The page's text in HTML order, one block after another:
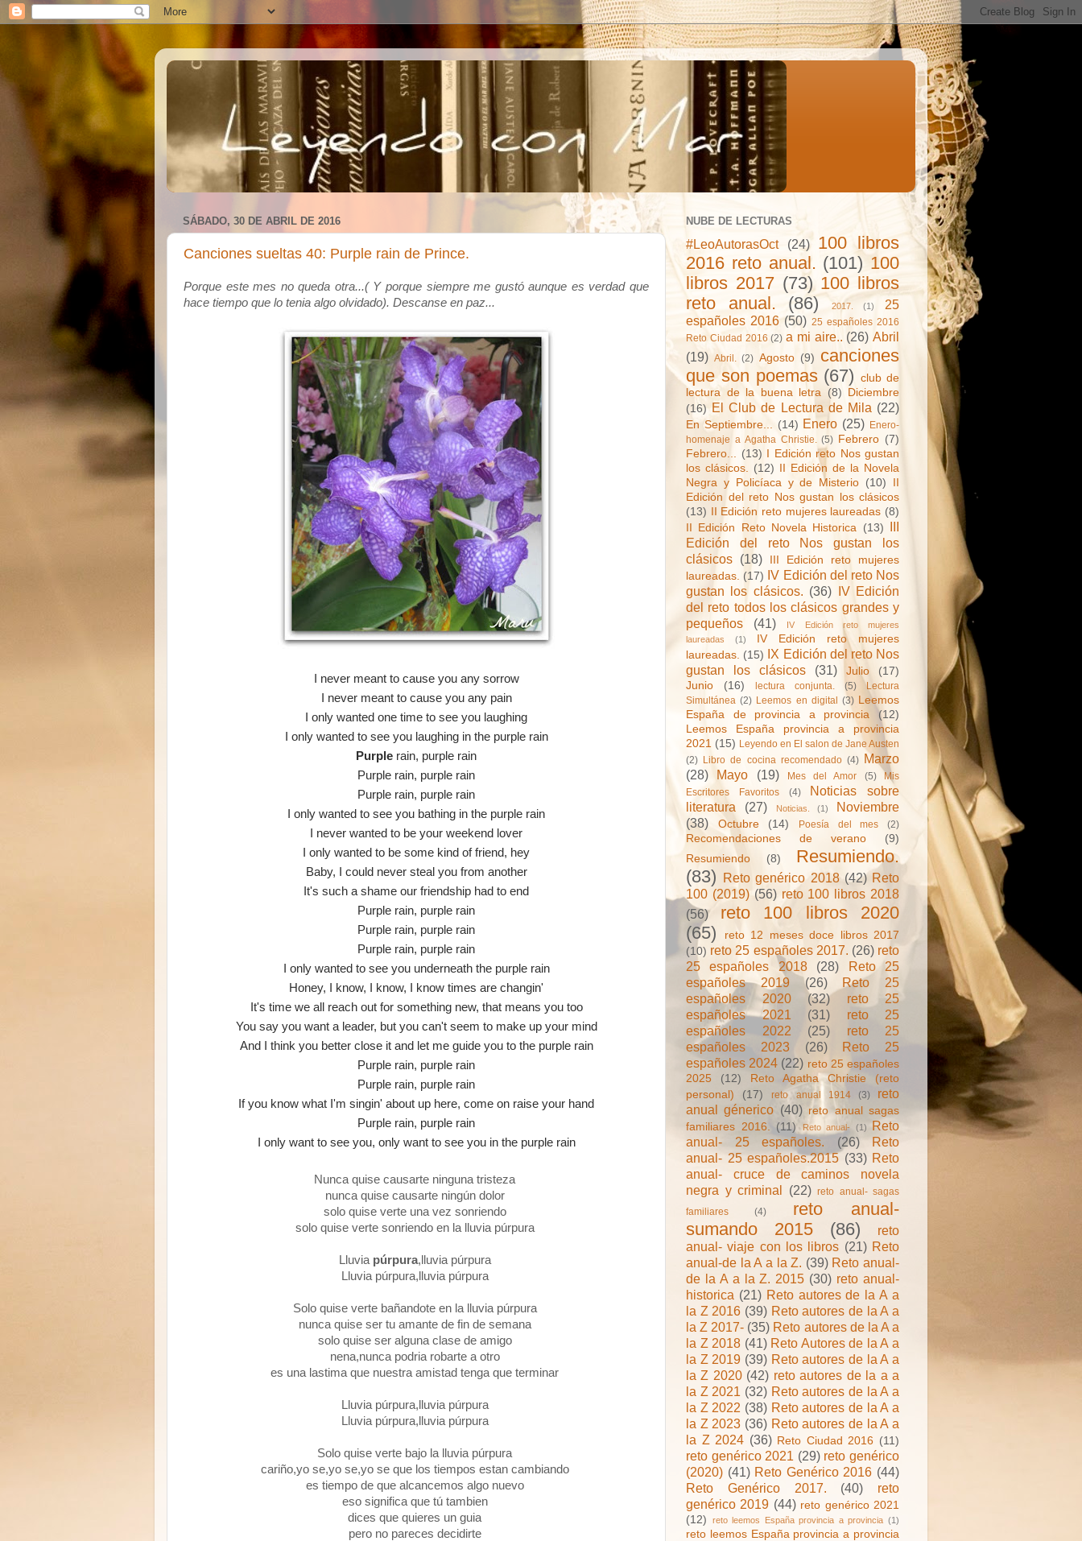
SÁBADO, 30 DE ABRIL DE 2016
Canciones sueltas 40: Purple rain de Prince.
Porque este mes no queda otra...( Y porque siempre me gustó aunque es verdad que
hace tiempo que lo tenia algo olvidado). Descanse en paz...
I never meant to cause you any sorrow
I never meant to cause you any pain
I only wanted one time to see you laughing
I only wanted to see you laughing in the purple rain
Purple rain, purple rain
Purple rain, purple rain
Purple rain, purple rain
I only wanted to see you bathing in the purple rain
I never wanted to be your weekend lover
I only wanted to be some kind of friend, hey
Baby, I could never steal you from another
It's such a shame our friendship had to end
Purple rain, purple rain
Purple rain, purple rain
Purple rain, purple rain
I only wanted to see you underneath the purple rain
Honey, I know, I know, I know times are changin'
It's time we all reach out for something new, that means you too
You say you want a leader, but you can't seem to make up your mind
And I think you better close it and let me guide you to the purple rain
Purple rain, purple rain
Purple rain, purple rain
If you know what I'm singin' about up here, come on raise your hand
Purple rain, purple rain
I only want to see you, only want to see you in the purple rain
Nunca quise causarte ninguna tristeza
nunca quise causarte ningún dolor
solo quise verte una vez sonriendo
solo quise verte sonriendo en la lluvia púrpura
Lluvia púrpura,lluvia púrpura
Lluvia púrpura,lluvia púrpura
Solo quise verte bañandote en la lluvia púrpura
nunca quise ser tu amante de fin de semana
solo quise ser alguna clase de amigo
nena,nunca podria robarte a otro
es una lastima que nuestra amistad tenga que terminar
Lluvia púrpura,lluvia púrpura
Lluvia púrpura,lluvia púrpura
Solo quise verte bajo la lluvia púrpura
cariño,yo se,yo se,yo se que los tiempos estan cambiando
es tiempo de que alcancemos algo nuevo
eso significa que tú tambien
dices que quieres un guia
pero no pareces decidirte
NUBE DE LECTURAS
#LeoAutorasOct (24)
100 libros
2016 reto anual. (101) 100
libros 2017 (73) 100 libros
reto anual.
(86) 2017. (1)
25
españoles 2016 (50) 25 españoles 2016
Reto Ciudad 2016 (2) a mi aire.. (26) Abril
(19) Abril. (2) Agosto (9) canciones
que son poemas (67)
club de
lectura de la buena letra
(8)
Diciembre
(16) El Club de Lectura de Mila (22)
En Septiembre... (14) Enero (25) Enero-
homenaje a Agatha Christie.
(5) Febrero (7)
Febrero...
(13)
I Edición reto Nos gustan
los clásicos.
(12)
II Edición de la Novela
Negra y Policíaca y de Misterio (10)
Edición del reto Nos gustan los clásicos
(13)
II Edición reto mujeres laureadas (8)
II Edición Reto Novela Historica
(13) III
Edición del reto Nos gustan los
clásicos (18)
III Edición reto mujeres
laureadas. (17) IV Edición del reto Nos
gustan los clásicos. (36) IV Edición
del reto todos los clásicos grandes y
pequeños
(41)
IV Edición reto mujeres
laureadas
(1)
IV Edición reto mujeres
laureadas. (15) IX Edición del reto Nos
gustan los clásicos
(31) Julio
(17)
Junio
(16) lectura conjunta. (5)
Lectura
Simultánea (2) Leemos en digital (3)
Leemos
España de provincia a provincia
(12)
Leemos España provincia a provincia
2021 (15) Leyendo en El salon de Jane Austen
(2) Libro de cocina recomendado (4) Marzo
(28)
Mayo (19) Mes del Amor (5)
Mis
Escritores Favoritos
(4)
Noticias sobre
literatura
(27) Noticias. (1)
Noviembre
(38)
Octubre (14) Poesía del mes (2)
Recomendaciones de verano
(9)
Resumiendo
(8)
Resumiendo.
(83) Reto genérico 2018 (42) Reto
100 (2019) (56) reto 100 libros 2018
(56)
reto 100 libros 2020
(65)
reto 12 meses doce libros 2017
(10) reto 25 españoles 2017. (26) reto
25 españoles 2018
(28)
Reto 25
españoles 2019
(26)
Reto 25
españoles 2020
(32)
reto 25
españoles 2021
(31)
reto 25
españoles 2022
(25)
reto 25
españoles 2023
(26)
Reto 25
españoles 2024 (22) reto 25 españoles
2025
(12)
Reto Agatha Christie (reto
personal)
(17) reto anual 1914 (3)
reto
anual génerico (40) reto anual sagas
familiares 2016.
(11) Reto anual- (1)
Reto
anual- 25 españoles.
(26)
Reto
anual- 25 españoles.2015 (33) Reto
anual- cruce de caminos novela
negra y criminal (22) reto anual- sagas
familiares
(4)
reto anual-
sumando 2015
(86)
reto
anual- viaje con los libros (21) Reto
anual-de la A a la Z. (39) Reto anual-
de la A a la Z. 2015 (30) reto anual-
historica (21) Reto autores de la A a
la Z 2016 (39) Reto autores de la A a
la Z 2017- (35) Reto autores de la A a
la Z 2018 (41) Reto Autores de la A a
la Z 2019 (39) Reto autores de la A a
la Z 2020 (42) reto autores de la a a
la Z 2021 (32) Reto autores de la A a
la Z 2022 (38) Reto autores de la A a
la Z 2023 (36) Reto autores de la A a
la Z 2024 (36) Reto Ciudad 2016 (11)
reto genérico 2021 (29) reto genérico
(2020) (41) Reto Genérico 2016 (44)
Reto Genérico 2017.
(40)
reto
genérico 2019 (44) reto genérico 2021
(12)
reto leemos España provincia a provincia (1)
reto leemos España provincia a provincia